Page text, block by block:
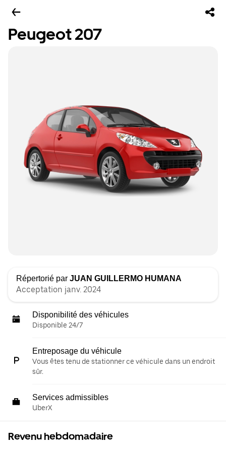
Peugeot 207
Répertorié par JUAN GUILLERMO HUMANA
Acceptation janv. 2024
Disponibilité des véhicules
Disponible 24/7
Entreposage du véhicule
Vous êtes tenu de stationner ce véhicule dans un endroit
sûr.
Services admissibles
UberX
Revenu hebdomadaire